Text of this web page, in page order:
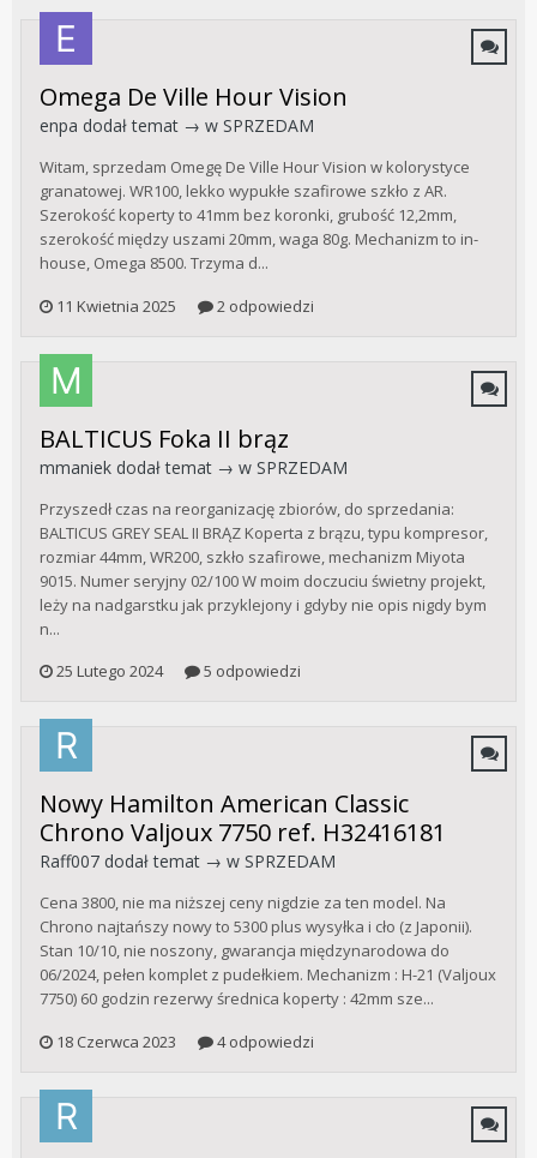
Omega De Ville Hour Vision
enpa dodał temat → w SPRZEDAM
Witam, sprzedam Omegę De Ville Hour Vision w kolorystyce
granatowej. WR100, lekko wypukłe szafirowe szkło z AR.
Szerokość koperty to 41mm bez koronki, grubość 12,2mm,
szerokość między uszami 20mm, waga 80g. Mechanizm to in-
house, Omega 8500. Trzyma d...
11 Kwietnia 2025
2 odpowiedzi
BALTICUS Foka II brąz
mmaniek dodał temat → w SPRZEDAM
Przyszedł czas na reorganizację zbiorów, do sprzedania:
BALTICUS GREY SEAL II BRĄZ Koperta z brązu, typu kompresor,
rozmiar 44mm, WR200, szkło szafirowe, mechanizm Miyota
9015. Numer seryjny 02/100 W moim doczuciu świetny projekt,
leży na nadgarstku jak przyklejony i gdyby nie opis nigdy bym
n...
25 Lutego 2024
5 odpowiedzi
Nowy Hamilton American Classic
Chrono Valjoux 7750 ref. H32416181
Raff007 dodał temat → w SPRZEDAM
Cena 3800, nie ma niższej ceny nigdzie za ten model. Na
Chrono najtańszy nowy to 5300 plus wysyłka i cło (z Japonii).
Stan 10/10, nie noszony, gwarancja międzynarodowa do
06/2024, pełen komplet z pudełkiem. Mechanizm : H-21 (Valjoux
7750) 60 godzin rezerwy średnica koperty : 42mm sze...
18 Czerwca 2023
4 odpowiedzi